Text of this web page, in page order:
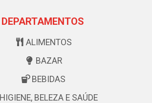
DEPARTAMENTOS
ALIMENTOS
BAZAR
BEBIDAS
HIGIENE, BELEZA E SAÚDE